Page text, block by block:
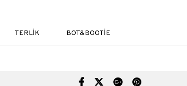
TERLİK BOT&BOOTİE